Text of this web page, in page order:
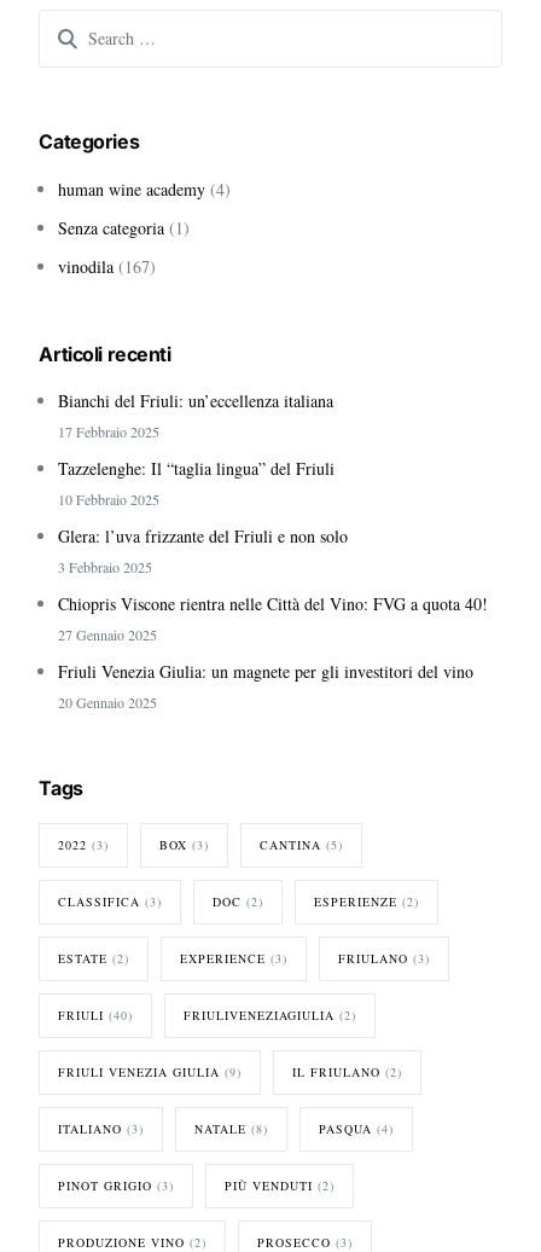
Search
Categories
human wine academy (4)
Senza categoria (1)
vinodila (167)
Articoli recenti
Bianchi del Friuli: un’eccellenza italiana
17 Febbraio 2025
Tazzelenghe: Il “taglia lingua” del Friuli
10 Febbraio 2025
Glera: l’uva frizzante del Friuli e non solo
3 Febbraio 2025
Chiopris Viscone rientra nelle Città del Vino: FVG a quota 40!
27 Gennaio 2025
Friuli Venezia Giulia: un magnete per gli investitori del vino
20 Gennaio 2025
Tags
2022 (3) BOX (3) CANTINA (5)
CLASSIFICA (3) DOC (2) ESPERIENZE (2)
ESTATE (2) EXPERIENCE (3) FRIULANO (3)
FRIULI (40) FRIULIVENEZIAGIULIA (2)
FRIULI VENEZIA GIULIA (9) IL FRIULANO (2)
ITALIANO (3) NATALE (8) PASQUA (4)
PINOT GRIGIO (3) PIÙ VENDUTI (2)
PRODUZIONE VINO (2) PROSECCO (3)